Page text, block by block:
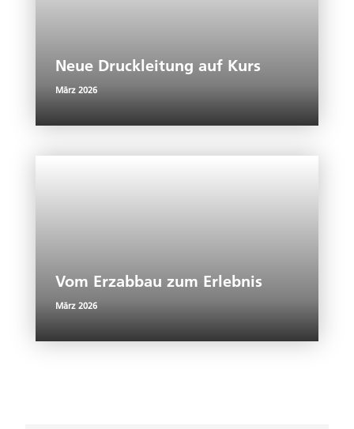
Neue Druckleitung auf Kurs
März 2026
Vom Erzabbau zum Erlebnis
März 2026